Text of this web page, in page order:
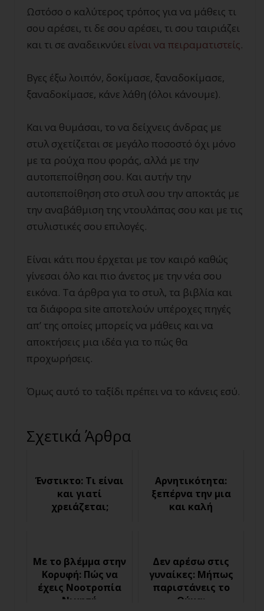
Ωστόσο ο καλύτερος τρόπος για να μάθεις τι
σου αρέσει, τι δε σου αρέσει, τι σου ταιριάζει
και τι σε αναδεικνύει είναι να πειραματιστείς.
Βγες έξω λοιπόν, δοκίμασε, ξαναδοκίμασε,
ξαναδοκίμασε, κάνε λάθη (όλοι κάνουμε).
Και να θυμάσαι, το να δείχνεις άνδρας με
στυλ σχετίζεται σε μεγάλο ποσοστό όχι μόνο
με τα ρούχα που φοράς, αλλά με την
αυτοπεποίθηση σου. Και αυτήν την
αυτοπεποίθηση στο στυλ σου την αποκτάς με
την αναβάθμιση της ντουλάπας σου και με τις
στυλιστικές σου επιλογές.
Είναι κάτι που έρχεται με τον καιρό καθώς
γίνεσαι όλο και πιο άνετος με την νέα σου
εικόνα. Τα άρθρα για το στυλ, τα βιβλία και
τα διάφορα site αποτελούν υπέροχες πηγές
απ’ της οποίες μπορείς να μάθεις και να
αποκτήσεις μια ιδέα για το πώς θα
προχωρήσεις.
Όμως αυτό το ταξίδι πρέπει να το κάνεις εσύ.
Σχετικά Άρθρα
Ένστικτο: Τι είναι
και γιατί
χρειάζεται;
Αρνητικότητα:
ξεπέρνα την μια
και καλή
Με το βλέμμα στην
Κορυφή: Πώς να
έχεις Νοοτροπία
Νικητή
Δεν αρέσω στις
γυναίκες: Μήπως
παριστάνεις το
Θύμα;